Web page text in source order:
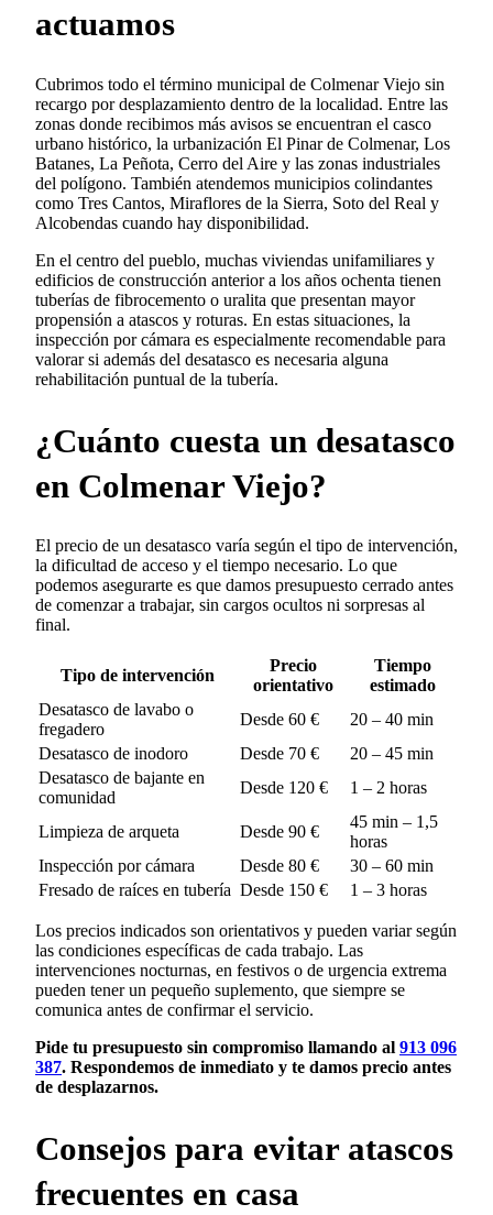
actuamos
Cubrimos todo el término municipal de Colmenar Viejo sin
recargo por desplazamiento dentro de la localidad. Entre las
zonas donde recibimos más avisos se encuentran el casco
urbano histórico, la urbanización El Pinar de Colmenar, Los
Batanes, La Peñota, Cerro del Aire y las zonas industriales
del polígono. También atendemos municipios colindantes
como Tres Cantos, Miraflores de la Sierra, Soto del Real y
Alcobendas cuando hay disponibilidad.
En el centro del pueblo, muchas viviendas unifamiliares y
edificios de construcción anterior a los años ochenta tienen
tuberías de fibrocemento o uralita que presentan mayor
propensión a atascos y roturas. En estas situaciones, la
inspección por cámara es especialmente recomendable para
valorar si además del desatasco es necesaria alguna
rehabilitación puntual de la tubería.
¿Cuánto cuesta un desatasco
en Colmenar Viejo?
El precio de un desatasco varía según el tipo de intervención,
la dificultad de acceso y el tiempo necesario. Lo que
podemos asegurarte es que damos presupuesto cerrado antes
de comenzar a trabajar, sin cargos ocultos ni sorpresas al
final.
Tipo de intervención
Precio
orientativo
Tiempo
estimado
Desatasco de lavabo o
fregadero
Desde 60 €
20 – 40 min
Desatasco de inodoro
Desde 70 €
20 – 45 min
Desatasco de bajante en
comunidad
Desde 120 € 1 – 2 horas
Limpieza de arqueta Desde 90 €
45 min – 1,5
horas
Inspección por cámara
Desde 80 €
30 – 60 min
Fresado de raíces en tubería Desde 150 € 1 – 3 horas
Los precios indicados son orientativos y pueden variar según
las condiciones específicas de cada trabajo. Las
intervenciones nocturnas, en festivos o de urgencia extrema
pueden tener un pequeño suplemento, que siempre se
comunica antes de confirmar el servicio.
Pide tu presupuesto sin compromiso llamando al 913 096
387. Respondemos de inmediato y te damos precio antes
de desplazarnos.
Consejos para evitar atascos
frecuentes en casa